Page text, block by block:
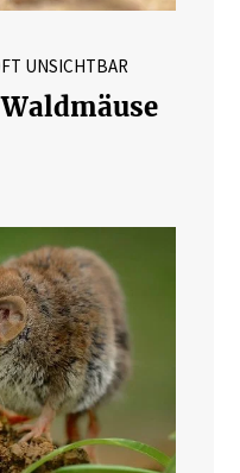
UNSICHTBAR